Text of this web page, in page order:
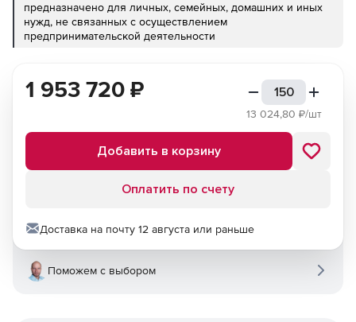
предназначено для личных, семейных, домашних и иных
нужд, не связанных с осуществлением
предпринимательской деятельности
1 953 720 ₽
13 024,80 ₽/шт
Добавить в корзину
Оплатить по счету
Доставка на почту 12 августа или раньше
Поможем с выбором